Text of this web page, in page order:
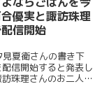
優実と諏訪珠理
信開始
夏衛さんの書き下
信開始すると発表し
珠理さんのお二人で